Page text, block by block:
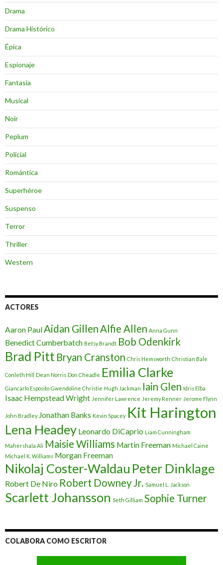
Drama
Drama Histórico
Épica
Espionaje
Fantasia
Musical
Noir
Peplum
Policial
Romántica
Superhéroe
Suspenso
Terror
Thriller
Western
ACTORES
Aaron PaulAidan GillenAlfie Allen Anna Gunn
Benedict Cumberbatch Betsy Brandt Bob Odenkirk
Brad Pitt Bryan Cranston Chris Hemsworth Christian Bale
Conleth Hill Dean Norris Don Cheadle Emilia Clarke
Giancarlo Esposito Gwendoline Christie Hugh Jackman Iain Glen Idris Elba
Isaac Hempstead Wright Jennifer Lawrence Jeremy Renner Jerome Flynn
John Bradley Jonathan Banks Kevin Spacey Kit Harington
Lena Headey Leonardo DiCaprio Liam Cunningham
Mahershala Ali Maisie Williams Martin Freeman Michael Caine
Michael K. Williams Morgan Freeman
Nikolaj Coster-Waldau Peter Dinklage
Robert De Niro Robert Downey Jr. Samuel L. Jackson
Scarlett Johansson Seth Gilliam Sophie Turner
COLABORA COMO ESCRITOR